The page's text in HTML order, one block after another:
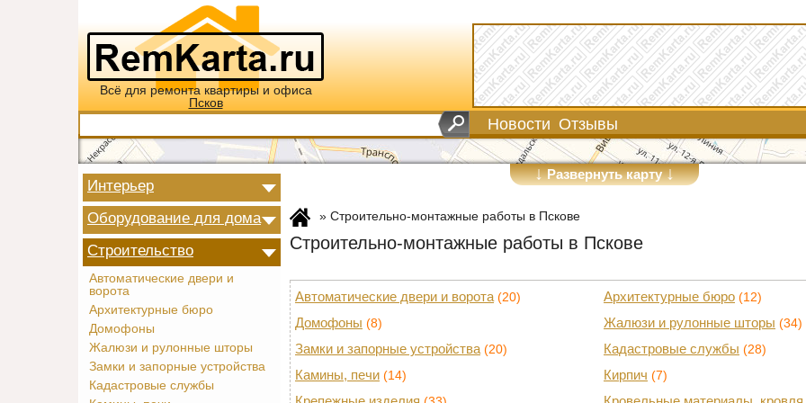
Всё для ремонта квартиры и офиса
Псков
Новости Отзывы
↓Развернуть карту↓
Интерьер
Оборудование для дома
Строительство
Автоматические двери и
ворота
Архитектурные бюро
Домофоны
Жалюзи и рулонные шторы
Замки и запорные устройства
Кадастровые службы
» Строительно-монтажные работы в Пскове
Строительно-монтажные работы в Пскове
Автоматические двери и ворота (20) Архитектурные бюро (12)
Домофоны (8) Жалюзи и рулонные шторы (34)
Замки и запорные устройства (20) Кадастровые службы (28)
Камины, печи (14) Кирпич (7)